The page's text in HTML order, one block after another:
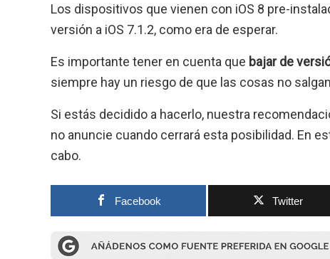
Los dispositivos que vienen con iOS 8 pre-
versión a iOS 7.1.2, como era de esperar.
Es importante tener en cuenta que bajar de
siempre hay un riesgo de que las cosas no
Si estás decidido a hacerlo, nuestra
no anuncie cuando cerrará esta posibilidad. En
cabo.
Facebook Twitter